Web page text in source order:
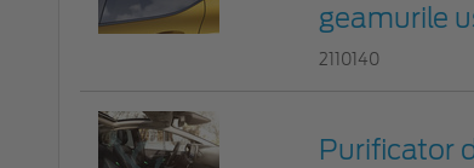
geamurile
2110140
Purificator